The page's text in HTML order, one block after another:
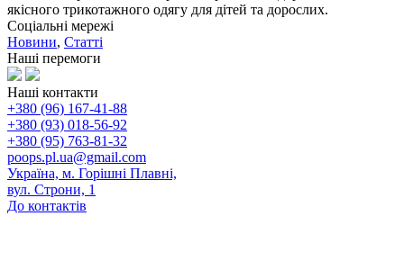
якісного трикотажного одягу для дітей та дорослих.
Соціальні мережі
Новини, Статті
Наші перемоги
Наші контакти
+380 (96) 167-41-88
+380 (93) 018-56-92
+380 (95) 763-81-32
poops.pl.ua@gmail.com
Україна, м. Горішні Плавні,
вул. Строни, 1
До контактів